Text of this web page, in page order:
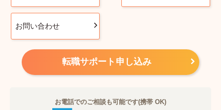
お問い合わせ
転職サポート申し込み
お電話でのご相談も可能です(携帯 OK)